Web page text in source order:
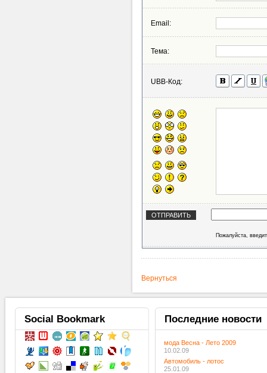
Email:
Тема:
UBB-Код:
Пожалуйста,
Вернуться
Social Bookmark Последниеновости
мода Весна - Лето 2009
10.02.09
Автомобиль - лотос
25.01.09